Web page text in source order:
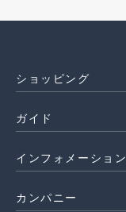
ショッピング
ガイド
インフォメーション
カンパニー